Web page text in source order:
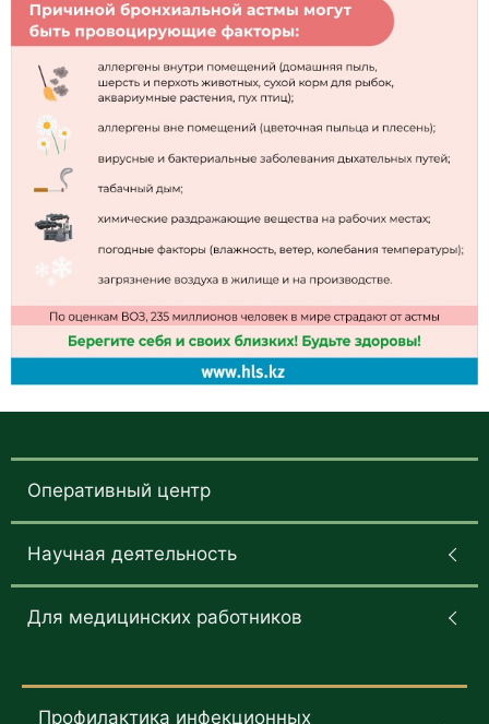
Оперативный центр
Научная деятельность
Для медицинских работников
Профилактика инфекционных